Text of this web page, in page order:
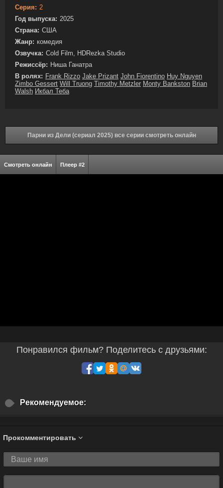
Серия: 2
Год выпуска: 2025
Страна: США
Жанр: комедия
Озвучка: Cold Film, HDRezka Studio
Режиссёр: Ниша Ганатра
В ролях: Frank Rizzo Jake Prizant John Fiorentino Huy Nguyen
Zimbo Gessert Will Truong Timothy Metzler Monty Bankston Brian
Walsh Икбал Теба
Парни из Дели (сериал 2025) все серии смотреть онлайн
Смотреть онлайн Плеер #2
Понравился фильм? Поделитесь с друзьями:
Рекомендуемое:
Прокомментировать